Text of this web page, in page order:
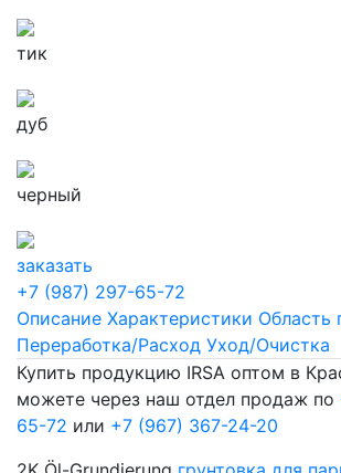
тик
дуб
черный
заказать
+7 (987) 297-65-72
Описание Характеристики Область
Переработка/Расход Уход/Очистка
Купить продукцию IRSA оптом в
можете через наш отдел продаж по
65-72 или +7 (967) 367-24-20